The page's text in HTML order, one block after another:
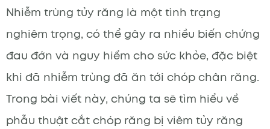
Nhiễm trùng tủy răng là một tình trạng
nghiêm trọng, có thể gây ra nhiều biến chứng
đau đớn và nguy hiểm cho sức khỏe, đặc biệt
khi đã nhiễm trùng đã ăn tới chóp chân răng.
Trong bài viết này, chúng ta sẽ tìm hiểu về
phẫu thuật cắt chóp răng bị viêm tủy răng